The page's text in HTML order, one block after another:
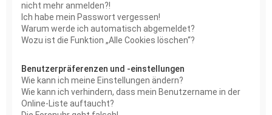
nicht mehr anmelden?!
Ich habe mein Passwort vergessen!
Warum werde ich automatisch abgemeldet?
Wozu ist die Funktion „Alle Cookies löschen“?
Benutzerpräferenzen und -einstellungen
Wie kann ich meine Einstellungen ändern?
Wie kann ich verhindern, dass mein Benutzername in der
Online-Liste auftaucht?